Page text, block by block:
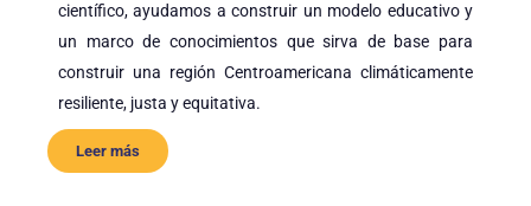
científico, ayudamos a construir un modelo educativo y
un marco de conocimientos que sirva de base para
construir una región Centroamericana climáticamente
resiliente, justa y equitativa.
Leer más